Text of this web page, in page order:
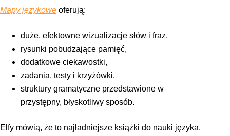
Mapy językowe oferują:
duże, efektowne wizualizacje słów i fraz,
rysunki pobudzające pamięć,
dodatkowe ciekawostki,
zadania, testy i krzyżówki,
struktury gramatyczne przedstawione w
przystępny, błyskotliwy sposób.
Elfy mówią, że to najładniejsze książki do nauki języka,